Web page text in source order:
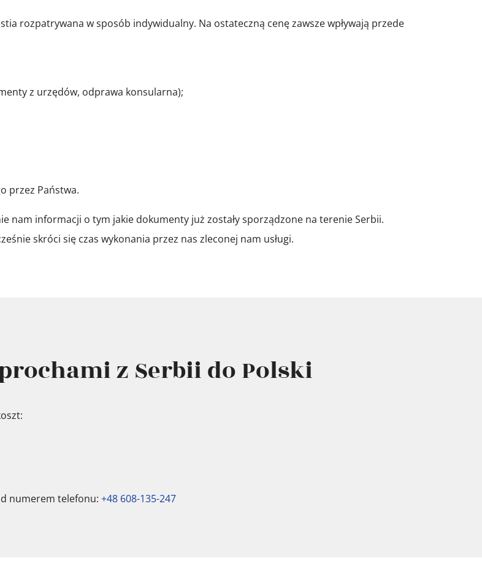
rozpatrywana w sposób indywidualny. Na ostateczną cenę zawsze wpływają przede
z urzędów, odprawa konsularna);
przez Państwa.
nam informacji o tym jakie dokumenty już zostały sporządzone na terenie Serbii.
skróci się czas wykonania przez nas zleconej nam usługi.
z Serbii do Polski
numerem telefonu: +48 608-135-247